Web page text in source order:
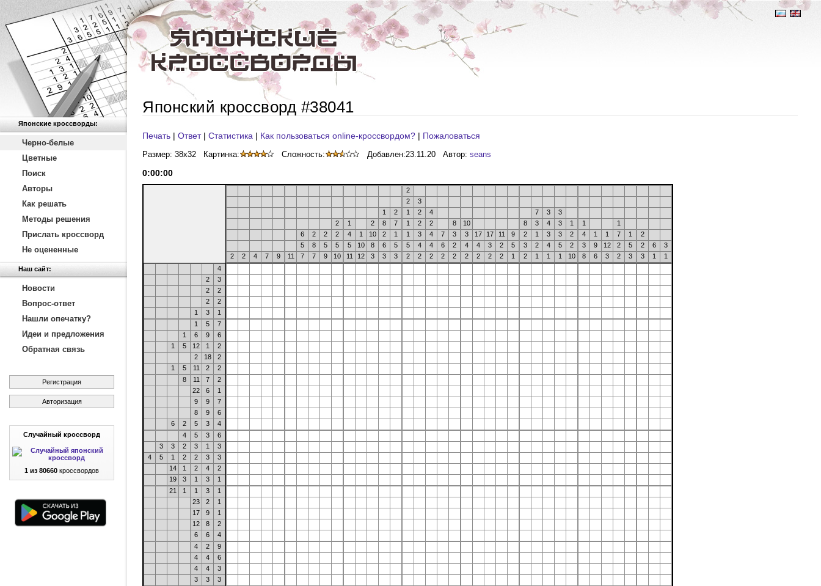
Японские кроссворды:
Черно-белые
Цветные
Поиск
Авторы
Как решать
Методы решения
Прислать кроссворд
Не оцененные
Наш сайт:
Новости
Вопрос-ответ
Нашли опечатку?
Идеи и предложения
Обратная связь
Регистрация
Авторизация
Случайный кроссворд
1 из 80660 кроссвордов
Японский кроссворд #38041
Печать | Ответ| Статистика | Как пользоваться online-кроссвордом? | Пожаловаться
Размер: 38x32 Картинка: Сложность: Добавлен:23.11.20 Автор: seans
0:00:00
2
2
3
1
2 1 2 4 7 3
3
2
1 2 8 7 1 2 2 8 10 8 3 4 3 1 1
1
6
2 2 2 4 1 10 2 1 1 3 4 7 3 3 17 17 11 9 2 1 3 3 2 4 1 1 7 1
2
5
8 5 5 5 10 8 6 5 5 4 4 6 2 4 4 3 2 5 3 2 4 5 2 3 9 12 2 5 2 6
3
2
2 4 7 9 11 7 7 9 10 11 12 3 3 3 2 2 2 2 2 2 2 2 2 1 2 1 1 1 10 8 6 3 2 3 3 1
1
4
2
3
2
2
2
2
1
3
1
1
5
7
1
6 9
6
1
5 12 1
2
2
18
2
1
5 11 2
2
8
11 7
2
22
6
1
9
9
7
8
9
6
6
2 5 3
4
4
5 3
6
3
3 2 3 1
3
4
5 1 2 2 3
3
14
1 2 4
2
19
3 1 3
1
21
1 1 3
1
23
2
1
17
9
1
12
8
2
6
6
4
4
2
9
4
4
6
4
4
3
3
3
3